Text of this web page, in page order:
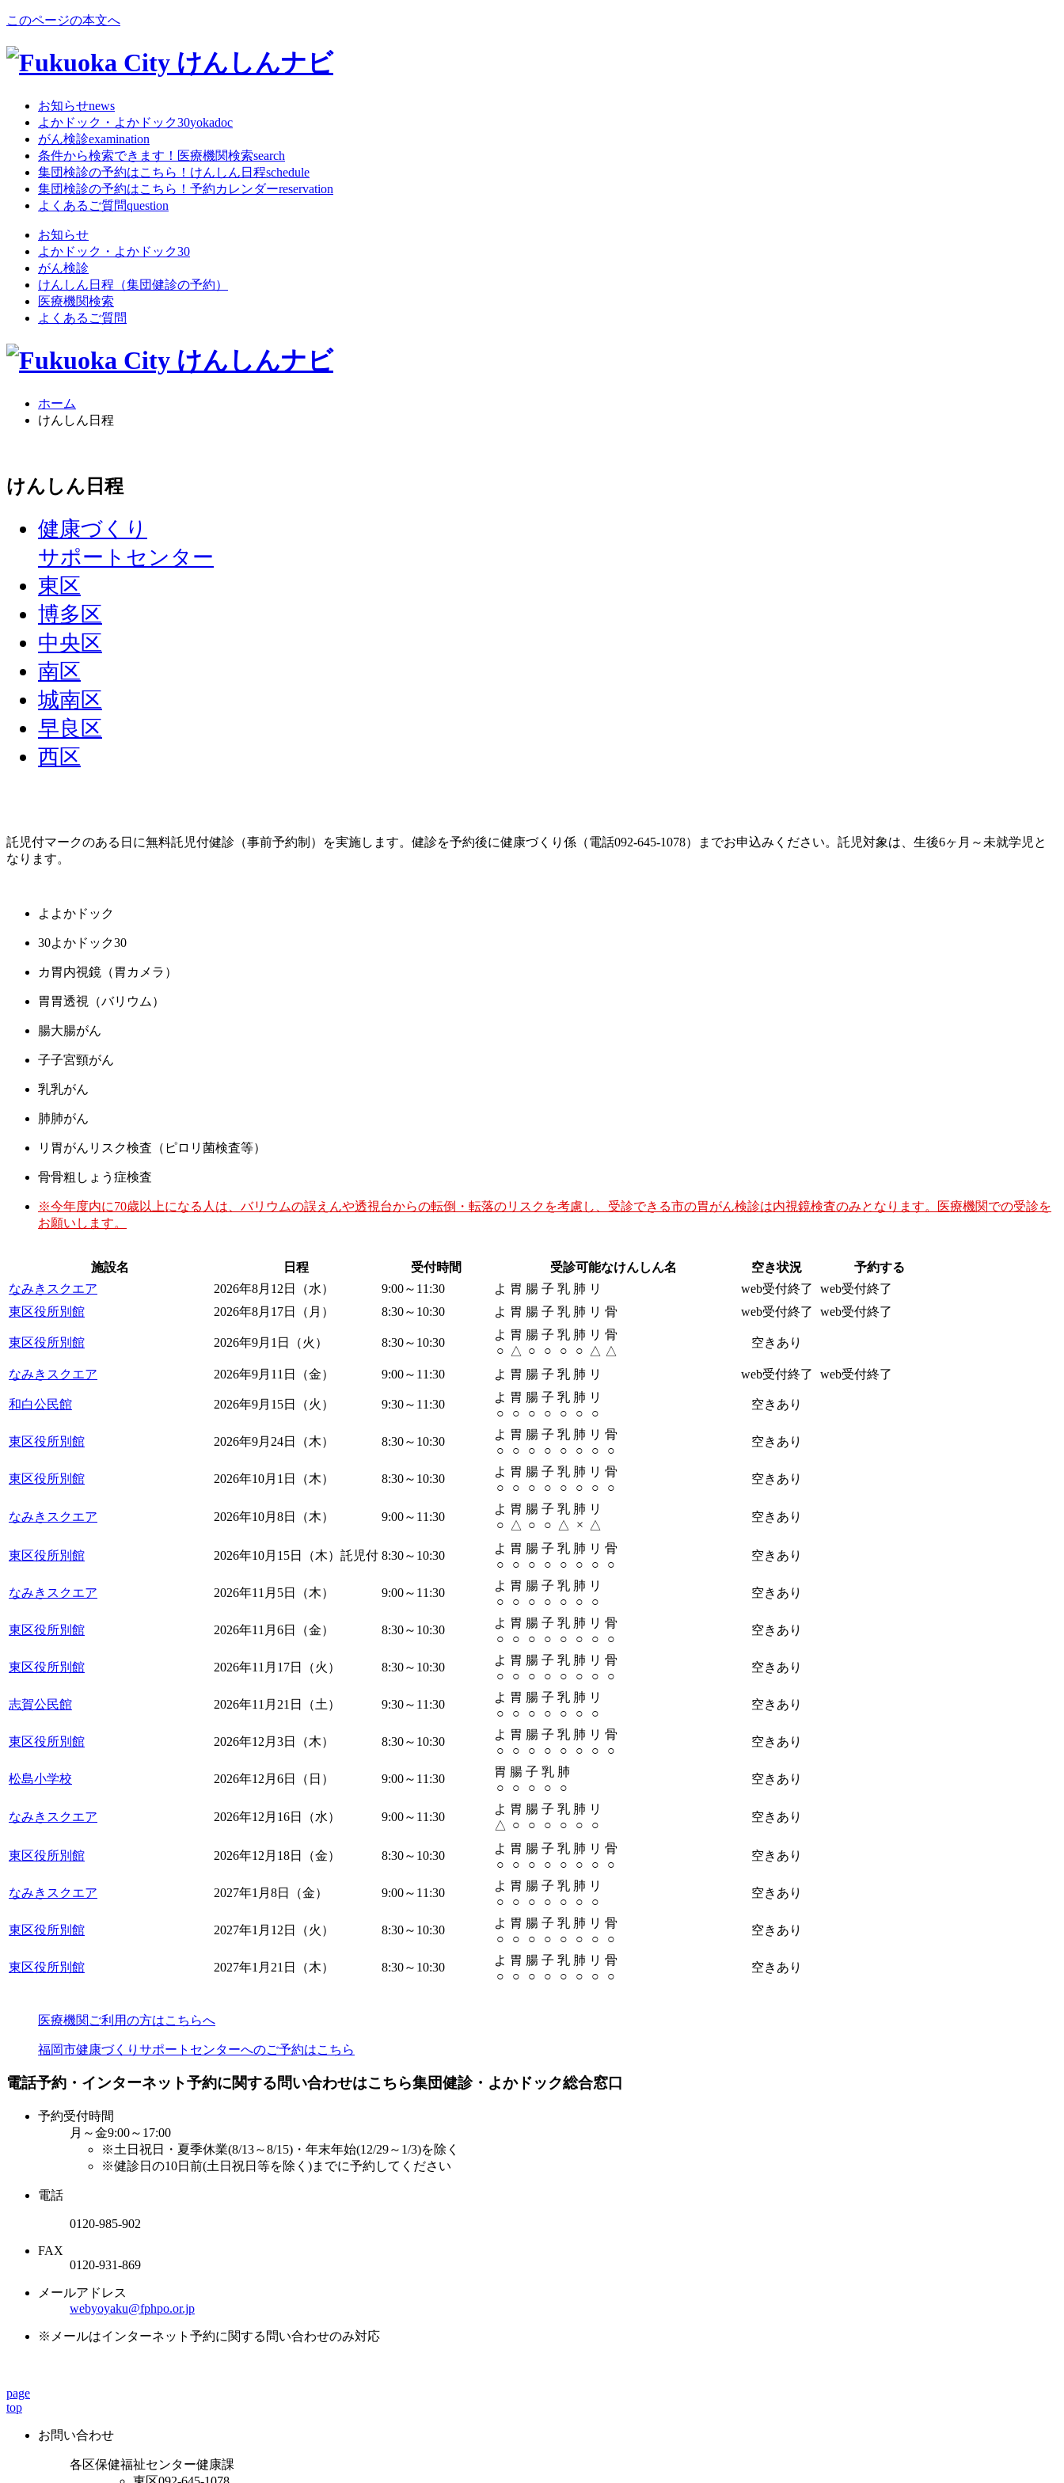
このページの本文へ
お知らせnews
よかドック・よかドック30yokadoc
がん検診examination
条件から検索できます！ 医療機関検索search
集団検診の予約はこちら！ けんしん日程schedule
集団検診の予約はこちら！ 予約カレンダーreservation
よくあるご質問question
お知らせ
よかドック・よかドック30
がん検診
けんしん日程（集団健診の予約）
医療機関検索
よくあるご質問
ホーム
けんしん日程
けんしん日程
健康づくり
サポートセンター
東区
博多区
中央区
南区
城南区
早良区
西区
託児付マークのある日に無料託児付健診（事前予約制）を実施します。健診を予約後に健康づくり係（電話092-645-1078）までお申込みください。託児対象は、生後6ヶ月～未就学児と
なります。
よ よかドック
30よかドック30
カ 胃内視鏡（胃カメラ）
胃 胃透視（バリウム）
腸大腸がん
子子宮頸がん
乳乳がん
肺肺がん
リ 胃がんリスク検査（ピロリ菌検査等）
骨骨粗しょう症検査
※今年度内に70歳以上になる人は、バリウムの誤えんや透視台からの転倒・転落のリスクを考慮し、受診できる市の胃がん検診は内視鏡検査のみとなります。医療機関での受診を
お願いします。
施設名 日程 受付時間 受診可能なけんしん名 空き状況
予約する
なみきスクエア
2026年8月12日（水） 9:00～11:30 よ 胃 腸 子 乳 肺 リ web受付終了
web受付終了
東区役所別館
2026年8月17日（月） 8:30～10:30 よ 胃 腸 子 乳 肺 リ 骨 web受付終了 web受付終了
東区役所別館 2026年9月1日（火） 8:30～10:30
よ
○
胃
△
腸
○
子
○
乳
○
肺
○
リ
△
骨
△
空きあり
なみきスクエア 2026年9月11日（金） 9:00～11:30 よ 胃 腸 子 乳 肺 リ web受付終了 web受付終了
和白公民館 2026年9月15日（火） 9:30～11:30
よ
○
胃
○
腸
○
子
○
乳
○
肺
○
リ
○
空きあり
東区役所別館 2026年9月24日（木） 8:30～10:30
よ
○
胃
○
腸
○
子
○
乳
○
肺
○
リ
○
骨
○
空きあり
東区役所別館 2026年10月1日（木） 8:30～10:30
よ
○
胃
○
腸
○
子
○
乳
○
肺
○
リ
○
骨
○
空きあり
なみきスクエア 2026年10月8日（木） 9:00～11:30
よ
○
胃
△
腸
○
子
○
乳
△
肺
×
リ
△
空きあり
東区役所別館 2026年10月15日（木） 託児付 8:30～10:30
よ
○
胃
○
腸
○
子
○
乳
○
肺
○
リ
○
骨
○
空きあり
なみきスクエア 2026年11月5日（木） 9:00～11:30
よ
○
胃
○
腸
○
子
○
乳
○
肺
○
リ
○
空きあり
東区役所別館 2026年11月6日（金） 8:30～10:30
よ
○
胃
○
腸
○
子
○
乳
○
肺
○
リ
○
骨
○
空きあり
東区役所別館 2026年11月17日（火） 8:30～10:30
よ
○
胃
○
腸
○
子
○
乳
○
肺
○
リ
○
骨
○
空きあり
志賀公民館 2026年11月21日（土） 9:30～11:30
よ
○
胃
○
腸
○
子
○
乳
○
肺
○
リ
○
空きあり
東区役所別館 2026年12月3日（木） 8:30～10:30
よ
○
胃
○
腸
○
子
○
乳
○
肺
○
リ
○
骨
○
空きあり
松島小学校 2026年12月6日（日） 9:00～11:30
胃
○
腸
○
子
○
乳
○
肺
○
空きあり
なみきスクエア 2026年12月16日（水） 9:00～11:30
よ
△
胃
○
腸
○
子
○
乳
○
肺
○
リ
○
空きあり
東区役所別館 2026年12月18日（金） 8:30～10:30
よ
○
胃
○
腸
○
子
○
乳
○
肺
○
リ
○
骨
○
空きあり
なみきスクエア 2027年1月8日（金） 9:00～11:30
よ
○
胃
○
腸
○
子
○
乳
○
肺
○
リ
○
空きあり
東区役所別館 2027年1月12日（火） 8:30～10:30
よ
○
胃
○
腸
○
子
○
乳
○
肺
○
リ
○
骨
○
空きあり
東区役所別館 2027年1月21日（木） 8:30～10:30
よ
○
胃
○
腸
○
子
○
乳
○
肺
○
リ
○
骨
○
空きあり
医療機関ご利用の方はこちらへ
福岡市健康づくりサポートセンターへのご予約はこちら
電話予約・インターネット予約に関する問い合わせはこちら集団健診・よかドック総合窓口
予約受付時間
月～金9:00～17:00
※土日祝日・夏季休業(8/13～8/15)・年末年始(12/29～1/3)を除く
※健診日の10日前(土日祝日等を除く)までに予約してください
電話
0120-985-902
FAX
0120-931-869
メールアドレス
webyoyaku@fphpo.or.jp
※メールはインターネット予約に関する問い合わせのみ対応
page
top
お問い合わせ
各区保健福祉センター健康課